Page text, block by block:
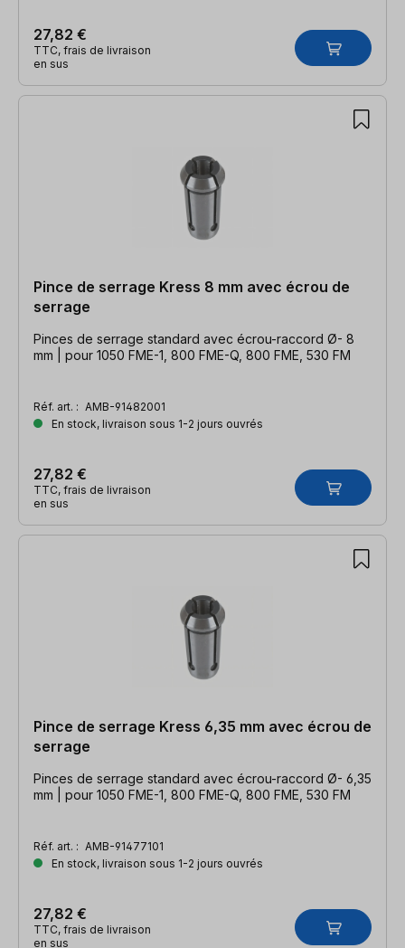
27,82 €
TTC, frais de livraison
en sus
Pince de serrage Kress 8 mm avec écrou de
serrage
Pinces de serrage standard avec écrou-raccord Ø- 8
mm | pour 1050 FME-1, 800 FME-Q, 800 FME, 530 FM
Réf. art. : AMB-91482001
En stock, livraison sous 1-2 jours ouvrés
27,82 €
TTC, frais de livraison
en sus
Pince de serrage Kress 6,35 mm avec écrou de
serrage
Pinces de serrage standard avec écrou-raccord Ø- 6,35
mm | pour 1050 FME-1, 800 FME-Q, 800 FME, 530 FM
Réf. art. : AMB-91477101
En stock, livraison sous 1-2 jours ouvrés
27,82 €
TTC, frais de livraison
en sus